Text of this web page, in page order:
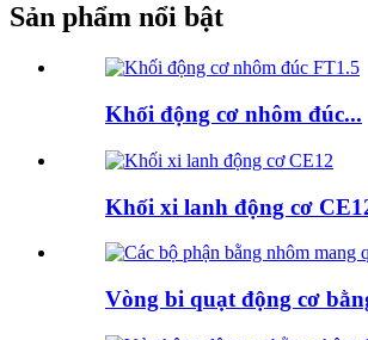
Sản phẩm nổi bật
Khối động cơ nhôm đúc...
Khối xi lanh động cơ
Vòng bi quạt động cơ